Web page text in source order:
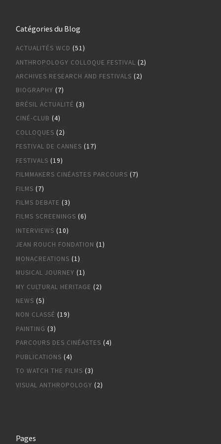
Catégories du Blog
ACTUALITÉS WCD (51)
ANTHROPOLOGY COLLOQUE FESTIVAL (2)
ARCHIVES RESEARCH AND FESTIVALS (2)
BIOGRAPHY (7)
BRÉSIL ACTUALITÉ (3)
CINÉ-CLUB (4)
COLLOQUES (2)
FESTIVAL DE CANNES (17)
FESTIVALS (19)
FILMMAKERS CINÉASTES PARCOURS (7)
FILMS (7)
FILMS DEBATE (3)
FILMS SCREENINGS (6)
INTERVIEWS (10)
JEAN ROUCH FONDATION (1)
MONACREATIONS (1)
MUSICAL JOURNEY (1)
MY CULTURAL HERITAGE (2)
NEWS (5)
NON CLASSÉ (19)
PAINTING (3)
PARCOURS DES CINÉASTES (4)
PUBLICATIONS (4)
TO WATCH THE FILMS (3)
VISUAL ANTHROPOLOGY (2)
Pages